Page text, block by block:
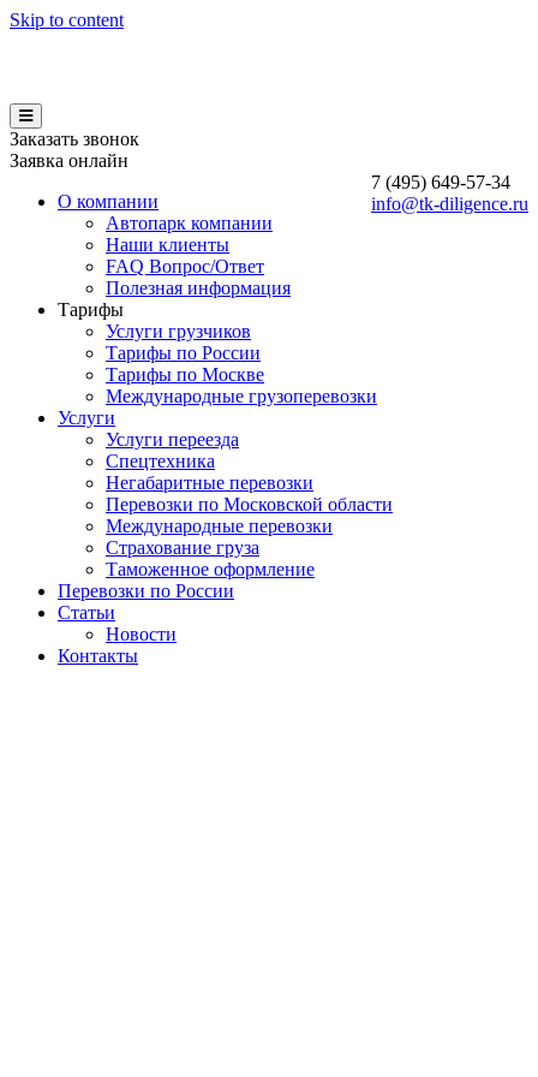
Skip to content
Заказать звонок
Заявка онлайн
7 (495) 649-57-34
info@tk-diligence.ru
О компании
Автопарк компании
Наши клиенты
FAQ Вопрос/Ответ
Полезная информация
Тарифы
Услуги грузчиков
Тарифы по России
Тарифы по Москве
Международные грузоперевозки
Услуги
Услуги переезда
Спецтехника
Негабаритные перевозки
Перевозки по Московской области
Международные перевозки
Страхование груза
Таможенное оформление
Перевозки по России
Статьи
Новости
Контакты